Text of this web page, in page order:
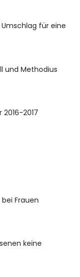
für eine
und Methodius
2017
Frauen
keine